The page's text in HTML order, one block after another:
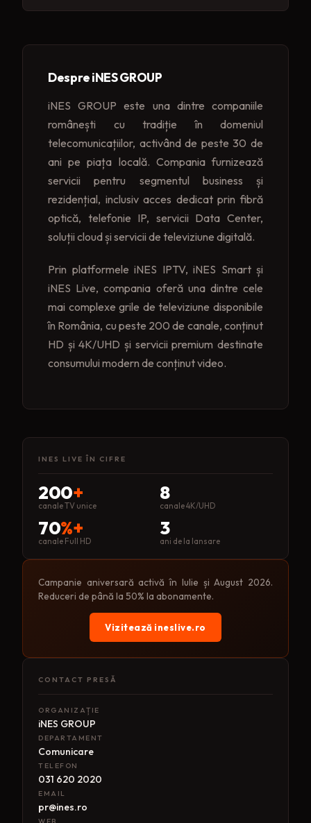
Despre iNES GROUP
iNES GROUP este una dintre companiile
românești cu tradiție în domeniul
telecomunicațiilor, activând de peste 30 de
ani pe piața locală. Compania furnizează
servicii pentru segmentul business și
rezidențial, inclusiv acces dedicat prin fibră
optică, telefonie IP, servicii Data Center,
soluții cloud și servicii de televiziune digitală.
Prin platformele iNES IPTV, iNES Smart și
iNES Live, compania oferă una dintre cele
mai complexe grile de televiziune disponibile
în România, cu peste 200 de canale, conținut
HD și 4K/UHD și servicii premium destinate
consumului modern de conținut video.
INES LIVE ÎN CIFRE
200+
canale TV unice
8
canale 4K/UHD
70%+
canale Full HD
3
ani de la lansare
Campanie aniversară activă în Iulie și August 2026.
Reduceri de până la 50% la abonamente.
Vizitează ineslive.ro
CONTACT PRESĂ
ORGANIZAȚIE
iNES GROUP
DEPARTAMENT
Comunicare
TELEFON
031 620 2020
EMAIL
pr@ines.ro
WEB